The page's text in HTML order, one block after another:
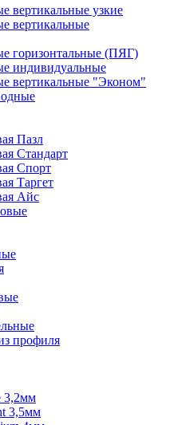
вертикальные узкие
вертикальные
горизонтальные (ПЯГ)
индивидуальные
вертикальные "Эконом"
Пазл
Стандарт
Спорт
Таргет
Айс
профиля
3,2мм
3,5мм